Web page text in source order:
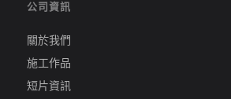
公司資訊
關於我們
施工作品
短片資訊